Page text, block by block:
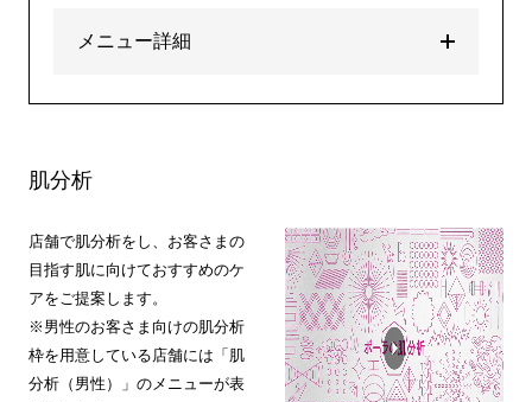
メニュー詳細
肌分析
店舗で肌分析をし、お客さまの
目指す肌に向けておすすめのケ
アをご提案します。
※男性のお客さま向けの肌分析
枠を用意している店舗には「肌
分析（男性）」のメニューが表